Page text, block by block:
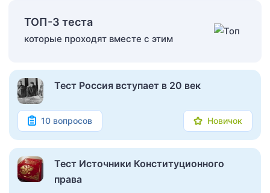
ТОП-3 теста
которые проходят вместе с этим
Тест Россия вступает в 20 век
10 вопросов Новичок
Тест Источники Конституционного
права